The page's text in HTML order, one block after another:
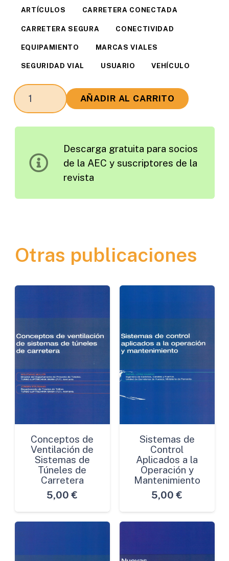
ARTÍCULOS CARRETERA CONECTADA
CARRETERA SEGURA CONECTIVIDAD
EQUIPAMIENTO MARCAS VIALES
SEGURIDAD VIAL USUARIO VEHÍCULO
Guías
Sonoras
Presente
AÑADIR AL CARRITO
Descarga gratuita para socios
de la AEC y suscriptores de la
revista
Otras publicaciones
Conceptos de
Ventilación de
Sistemas de
Túneles de
Carretera
5,00 €
Sistemas de
Control
Aplicados a la
Operación y
Mantenimiento
5,00 €